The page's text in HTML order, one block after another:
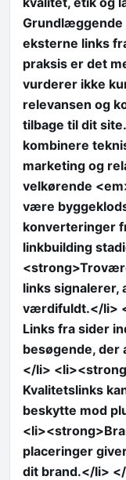
Grundlæggende
eksterne links
praksis er det
vurderer ikke
relevansen og
tilbage til dit
kombinere
marketing og
velkørende
være
konverteringer
linkbuilding
links signalerer,
værdifuldt.</li>
Links fra sider
besøgende, der
</li>
Kvalitetslinks
beskytte mod
placeringer
dit brand.</li>